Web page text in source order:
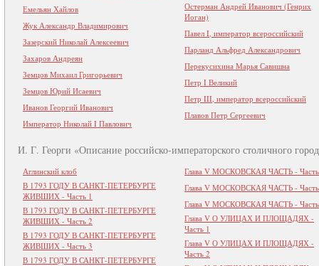
Емельян Хайлов
Жук Александр Владимирович
Зазерский Николай Алексеевич
Захаров Андреян
Земцов Михаил Григорьевич
Земцов Юрий Исаевич
Иванов Георгий Иванович
Император Николай I Павлович
Остерман Андрей Иванович (Генрих
Иоган)
Павел I, император всероссийский
Парланд Альфред Александрович
Перекусихина Марья Савишна
Петр I Великий
Петр III, император всероссийский
Плавов Петр Сергеевич
И. Г. Георги «Описание российско-императорского столичного
Аглинский клоб
В 1793 ГОДУ В САНКТ-ПЕТЕРБУРГЕ
ЖИВШИХ - Часть 1
В 1793 ГОДУ В САНКТ-ПЕТЕРБУРГЕ
ЖИВШИХ - Часть 2
В 1793 ГОДУ В САНКТ-ПЕТЕРБУРГЕ
ЖИВШИХ - Часть 3
В 1793 ГОДУ В САНКТ-ПЕТЕРБУРГЕ
Глава V МОСКОВСКАЯ ЧАСТЬ -
Глава V МОСКОВСКАЯ ЧАСТЬ -
Глава V МОСКОВСКАЯ ЧАСТЬ -
Глава V О УЛИЦАХ И ПЛОЩАДЯХ -
Часть 1
Глава V О УЛИЦАХ И ПЛОЩАДЯХ -
Часть 2